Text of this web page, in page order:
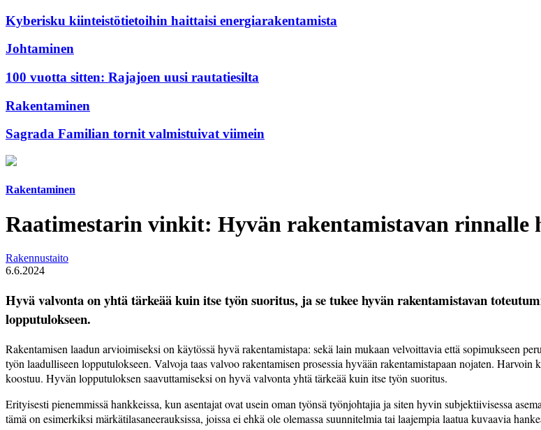
Kyberisku kiinteistötietoihin haittaisi energiarakentamista
Johtaminen
100 vuotta sitten: Rajajoen uusi rautatiesilta
Rakentaminen
Sagrada Familian tornit valmistuivat viimein
Rakentaminen
Raatimestarin vinkit: Hyvän rakentamistavan rinnalle
Rakennustaito
6.6.2024
Hyvä valvonta on yhtä tärkeää kuin itse työn suoritus, ja se tukee hyvän rakentamistavan
lopputulokseen.
Rakentamisen laadun arvioimiseksi on käytössä hyvä rakentamistapa: sekä lain mukaan velvoittavia että sopimukseen
työn laadulliseen lopputulokseen. Valvoja taas valvoo rakentamisen prosessia hyvään rakentamistapaan nojaten.
koostuu. Hyvän lopputuloksen saavuttamiseksi on hyvä valvonta yhtä tärkeää kuin itse työn suoritus.
Erityisesti pienemmissä hankkeissa, kun asentajat ovat usein oman työnsä työnjohtajia ja siten hyvin subjektiivisessa
tämä on esimerkiksi märkätilasaneerauksissa, joissa ei ehkä ole olemassa suunnitelmia tai laajempia laatua kuvaavia